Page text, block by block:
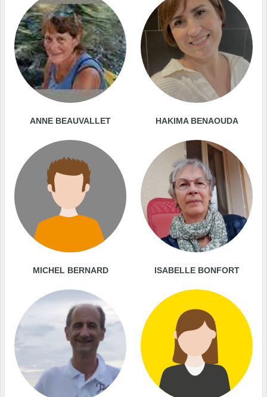
ANNE BEAUVALLET HAKIMA BENAOUDA
MICHEL BERNARD ISABELLE BONFORT